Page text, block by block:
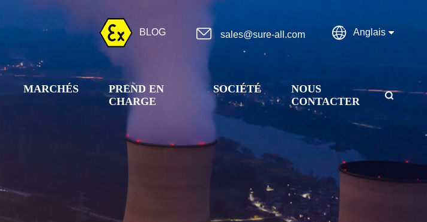
BLOG  sales@sure-all.com  Anglais
MARCHÉS
PREND EN
CHARGE
SOCIÉTÉ
NOUS
CONTACTER
